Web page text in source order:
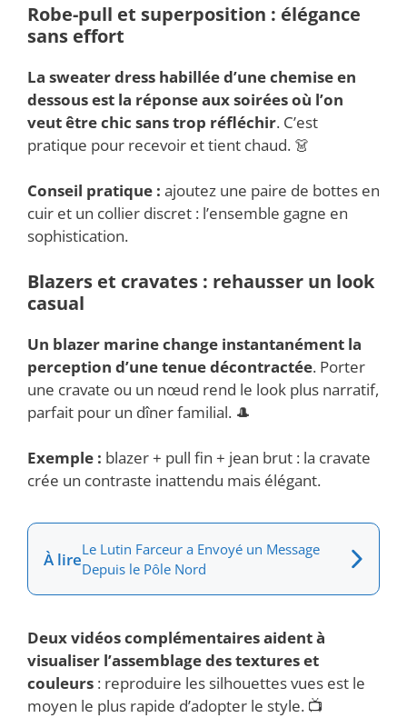
Robe-pull et superposition : élégance
sans effort
La sweater dress habillée d’une chemise en
dessous est la réponse aux soirées où l’on
veut être chic sans trop réfléchir. C’est
pratique pour recevoir et tient chaud. 👗
Conseil pratique : ajoutez une paire de bottes en
cuir et un collier discret : l’ensemble gagne en
sophistication.
Blazers et cravates : rehausser un look
casual
Un blazer marine change instantanément la
perception d’une tenue décontractée. Porter
une cravate ou un nœud rend le look plus narratif,
parfait pour un dîner familial. 🎩
Exemple : blazer + pull fin + jean brut : la cravate
crée un contraste inattendu mais élégant.
À lireLe Lutin Farceur a Envoyé un Message
Depuis le Pôle Nord
Deux vidéos complémentaires aident à
visualiser l’assemblage des textures et
couleurs : reproduire les silhouettes vues est le
moyen le plus rapide d’adopter le style. 📺